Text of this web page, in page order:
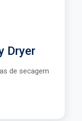
Dryer
de secagem